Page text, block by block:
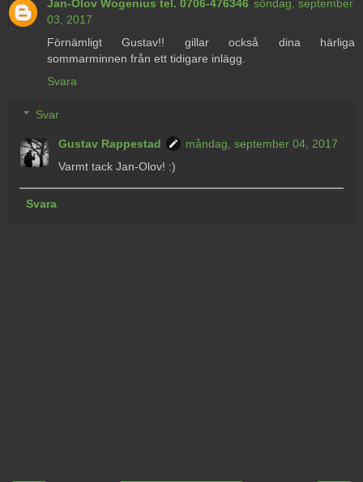
Jan-Olov Wogenius tel. 0706-476346 söndag, september
03, 2017
Förnämligt Gustav!! gillar också dina härliga
sommarminnen från ett tidigare inlägg.
Svara
Svar
Gustav Rappestad
måndag, september 04, 2017
Varmt tack Jan-Olov! :)
Svara